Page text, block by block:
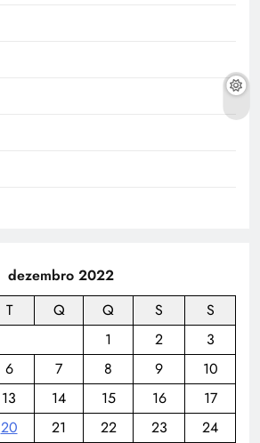
dezembro 2022
T Q Q S
S
1
2
3
6 7 8 9
10
13 14 15 16
17
20 21 22 23
24